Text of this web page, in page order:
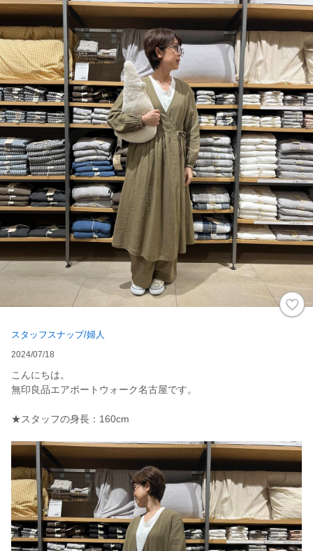
スタッフスナップ/婦人
2024/07/18
こんにちは。
無印良品エアポートウォーク名古屋です。
★スタッフの身長：160cm